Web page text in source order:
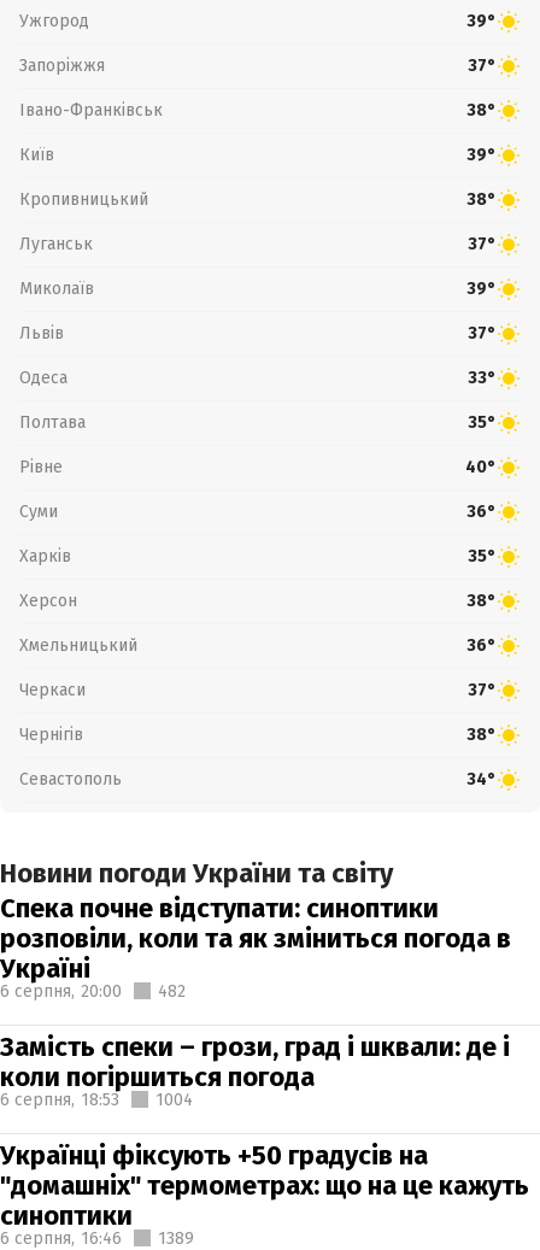
Ужгород 39°
Запоріжжя 37°
Івано-Франківськ 38°
Київ 39°
Кропивницький 38°
Луганськ 37°
Миколаїв 39°
Львів 37°
Одеса 33°
Полтава 35°
Рівне 40°
Суми 36°
Харків 35°
Херсон 38°
Хмельницький 36°
Черкаси 37°
Чернігів 38°
Севастополь 34°
Новини погоди України та світу
Спека почне відступати: синоптики
розповіли, коли та як зміниться погода в
Україні
6 серпня, 20:00 482
Замість спеки – грози, град і шквали: де і
коли погіршиться погода
6 серпня, 18:53 1004
Українці фіксують +50 градусів на
"домашніх" термометрах: що на це кажуть
синоптики
6 серпня, 16:46 1389